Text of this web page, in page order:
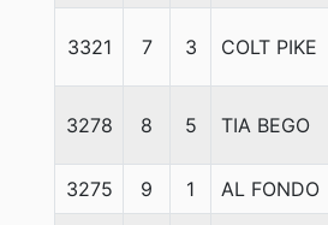
3321 7 3 COLT PIKE
3278 8 5 TIA BEGO
3275 9 1 AL FONDO